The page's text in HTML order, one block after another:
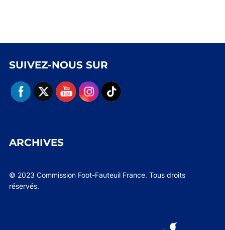
SUIVEZ-NOUS SUR
ARCHIVES
© 2023 Commission Foot-Fauteuil France. Tous droits
réservés.